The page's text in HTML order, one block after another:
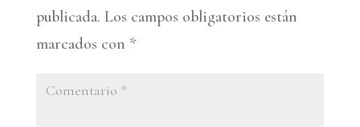
publicada. Los campos obligatorios están
marcados con *